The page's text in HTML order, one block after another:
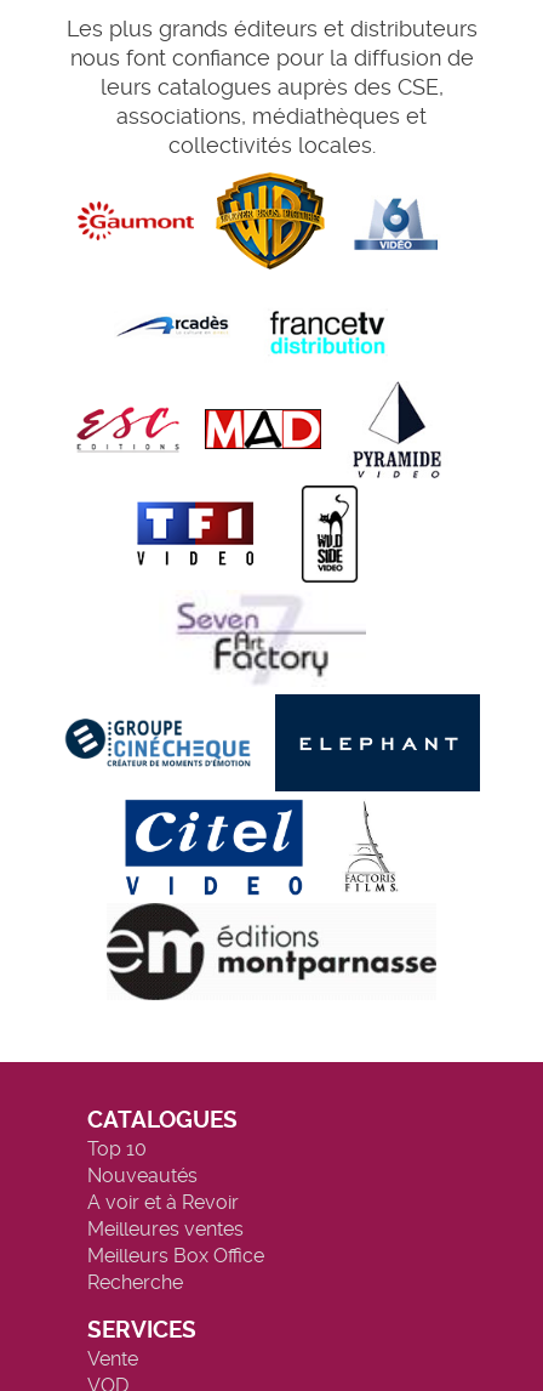
Les plus grands éditeurs et distributeurs
nous font confiance pour la diffusion de
leurs catalogues auprès des CSE,
associations, médiathèques et
collectivités locales.
CATALOGUES
Top 10
Nouveautés
A voir et à Revoir
Meilleures ventes
Meilleurs Box Office
Recherche
SERVICES
Vente
VOD